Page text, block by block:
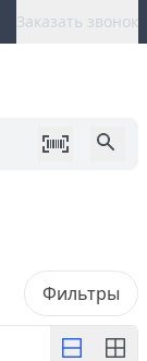
Заказать звонок
Фильтры